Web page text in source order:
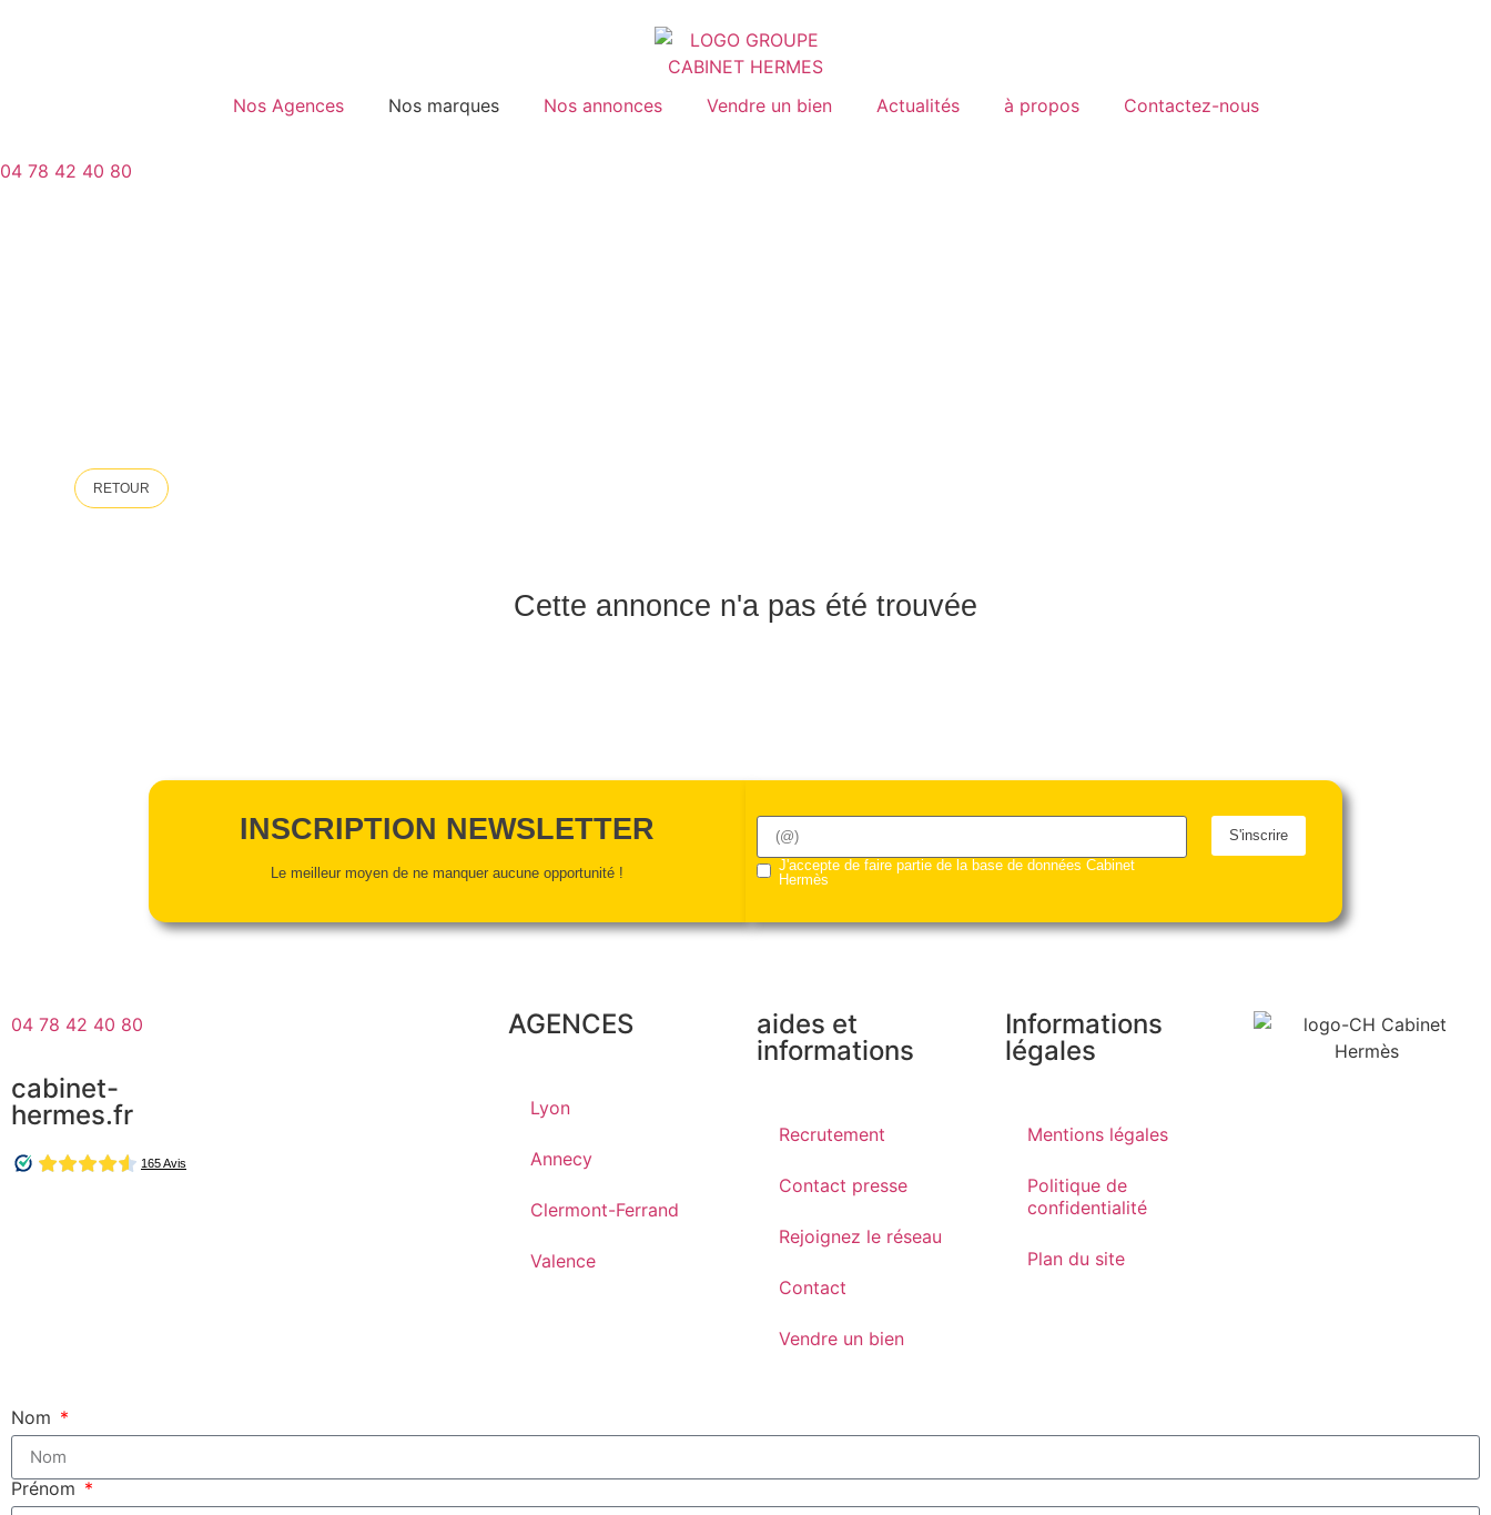
Nos Agences Nos marques Nos annonces Vendre un bien Actualités à propos Contactez-nous
04 78 42 40 80
RETOUR
Cette annonce n'a pas été trouvée
INSCRIPTION NEWSLETTER
Le meilleur moyen de ne manquer aucune opportunité !
J'accepte de faire partie de la base de données Cabinet
Hermès
S'inscrire
04 78 42 40 80
cabinet-
hermes.fr
AGENCES
Lyon
Annecy
Clermont-Ferrand
Valence
aides et
informations
Recrutement
Contact presse
Rejoignez le réseau
Contact
Vendre un bien
Informations
légales
Mentions légales
Politique de
confidentialité
Plan du site
Nom
Prénom